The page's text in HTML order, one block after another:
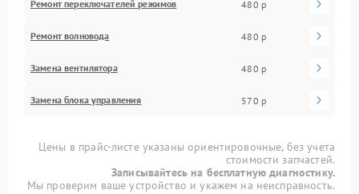
Ремонт переключателей режимов 480 р
Ремонт волновода 480 р
Замена вентилятора 480 р
Замена блока управления 570 р
Цены в прайс-листе указаны ориентировочные, без учета
стоимости запчастей.
Записывайтесь на бесплатную диагностику.
Мы проверим ваше устройство и укажем на неисправность.